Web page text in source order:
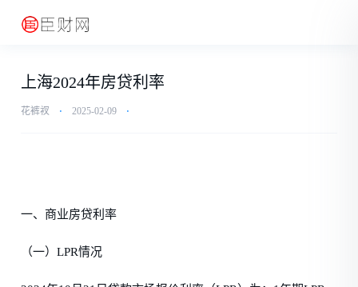
上海2024年房贷利率
花裤衩 ⋅ 2025-02-09 ⋅
一、商业房贷利率
（一）LPR情况